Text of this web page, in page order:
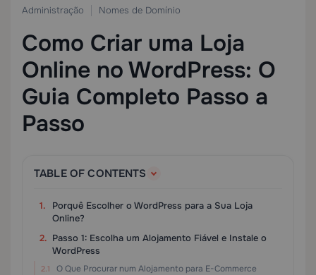
Administração
Nomes de Domínio
Como Criar uma Loja
Online no WordPress: O
Guia Completo Passo a
Passo
TABLE OF CONTENTS
Porquê Escolher o WordPress para a Sua Loja
Online?
Passo 1: Escolha um Alojamento Fiável e Instale o
WordPress
O Que Procurar num Alojamento para E-Commerce